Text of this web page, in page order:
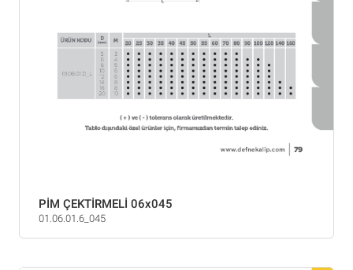
PİM ÇEKTİRMELİ 06x045
01.06.01.6_045